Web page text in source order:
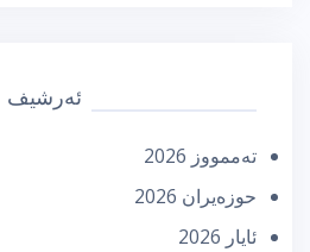
ئەرشیف
تەممووز 2026
حوزه‌یران 2026
ئایار 2026